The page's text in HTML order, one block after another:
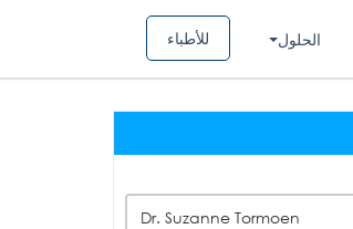
للأطباء الحلول
Dr. Suzanne Tormoen